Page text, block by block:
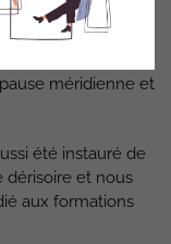
regrette
fassent pas sur
pause méridienne et
été instauré de
dérisoire et nous
aux formations